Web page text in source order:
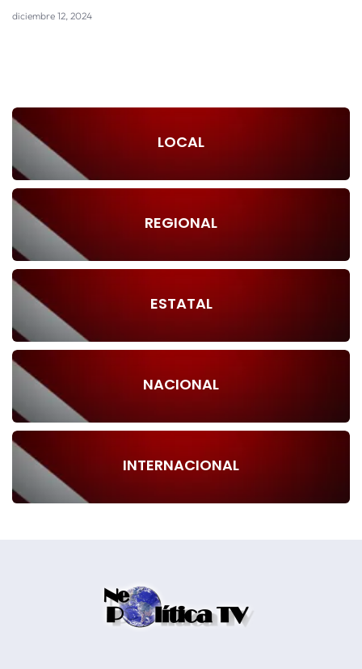
diciembre 12, 2024
LOCAL
REGIONAL
ESTATAL
NACIONAL
INTERNACIONAL